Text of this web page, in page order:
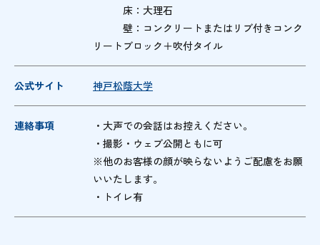
床：大理石
壁：コンクリートまたはリブ付きコンク
リートブロック＋吹付タイル
公式サイト 神戸松蔭大学
連絡事項
・大声での会話はお控えください。
・撮影・ウェブ公開ともに可
※他のお客様の顔が映らないようご配慮をお願
いいたします。
・トイレ有